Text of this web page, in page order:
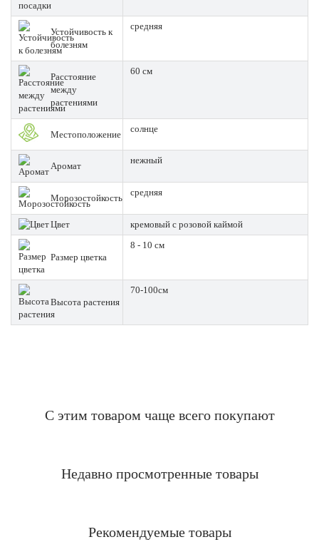
Устойчивость к
болезням
средняя
Расстояние
между
растениями
60 см
Местоположение солнце
Аромат
нежный
Морозостойкость
средняя
Цвет кремовый с розовой каймой
Размер цветка
8 - 10 см
Высота растения
70-100см
С этим товаром чаще всего покупают
Недавно просмотренные товары
Рекомендуемые товары